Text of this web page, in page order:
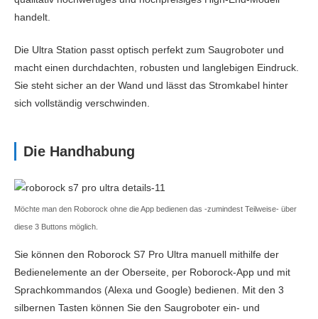
Seitenbürsten
Filter HEPA
Geräuschpegel (dB)
Staubbehälter Kapazität (ml)
Navigation
automatische Saugkraftverstärkung (Teppich) Ja
Wischfunktion Ja (aktiv)
Sprachsteuerung Ja
handelt.
Die Ultra Station passt optisch perfekt zum Saugroboter und
macht einen durchdachten, robusten und langlebigen Eindruck.
Sie steht sicher an der Wand und lässt das Stromkabel hinter
sich vollständig verschwinden.
Die Handhabung
Möchte man den Roborock ohne die App bedienen das -zumindest Teilweise- über
diese 3 Buttons möglich.
Sie können den Roborock S7 Pro Ultra manuell mithilfe der
Bedienelemente an der Oberseite, per Roborock-App und mit
Sprachkommandos (Alexa und Google) bedienen. Mit den 3
silbernen Tasten können Sie den Saugroboter ein- und